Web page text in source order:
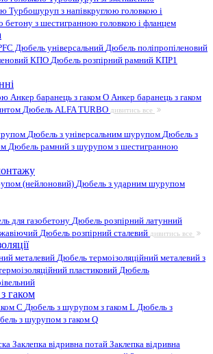
Турбошуруп з напівкруглою головкою і
з шестигранною головкою і фланцем
Дюбель універсальний Дюбель поліпропіленовий
КПО Дюбель розпірний рамний КПР1
Анкер баранець з гаком O Анкер баранець з гаком
Дюбель ALFA TURBO дивитись все
Дюбель з універсальним шурупом Дюбель з
Дюбель рамний з шурупом з шестигранною
(нейлоновий) Дюбель з ударним шурупом
для газобетону Дюбель розпірний латунний
Дюбель розпірний сталевий дивитись все
металевий Дюбель термоізоляційний металевий з
пластиковий Дюбель
гаком
C Дюбель з шурупом з гаком L Дюбель з
з шурупом з гаком Q
Заклепка відривна потай Заклепка відривна